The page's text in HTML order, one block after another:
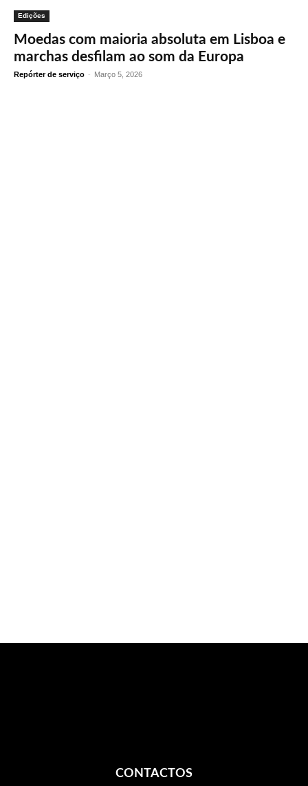
Edições
Moedas com maioria absoluta em Lisboa e
marchas desfilam ao som da Europa
Repórter de serviço - Março 5, 2026
CONTACTOS